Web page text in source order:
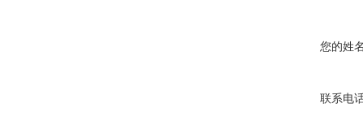
您的姓
联系电